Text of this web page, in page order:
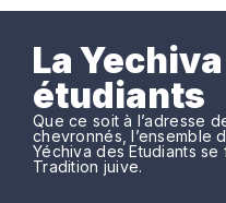
La
étudiants
Que ce soit à l’adresse
chevronnés, l’ensemble
Yéchiva des Etudiants
Tradition juive.